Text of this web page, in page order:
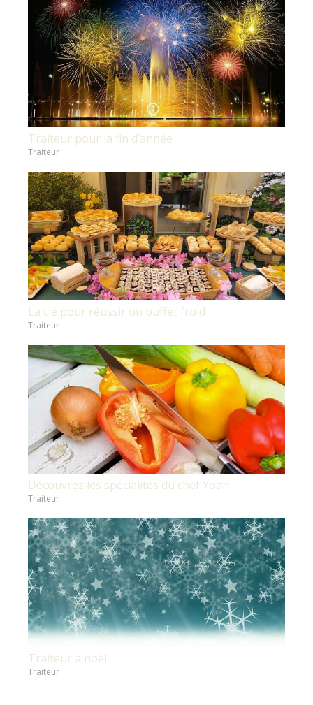
Traiteur pour la fin d’année
Traiteur
La clé pour réussir un buffet froid
Traiteur
Découvrez les spécialités du chef Yoan
Traiteur
Traiteur à noël
Traiteur